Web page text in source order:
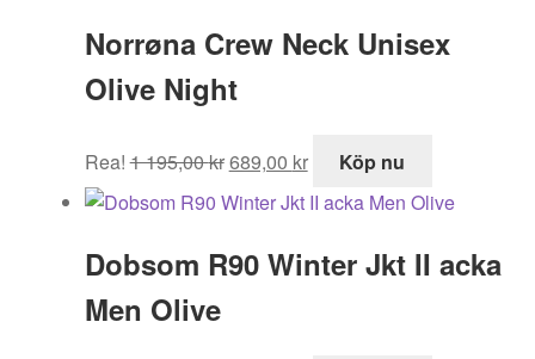
Norrøna Crew Neck Unisex
Olive Night
Rea! 1 195,00kr
ursprungliga
priset
1
689,00 kr
nuvarande
priset
689,00 kr.
Köp nu
Dobsom R90 Winter Jkt II acka
Men Olive